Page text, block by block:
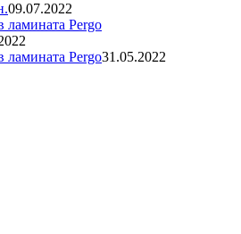
09.07.2022
ламината Pergo
ламината Pergo31.05.2022